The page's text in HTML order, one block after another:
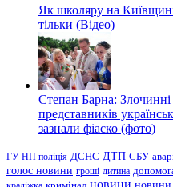
Як школяру на
тільки (Відео)
Степан Барна:
представників
зазнали фіаско (фото)
ГУ НП поліція ДСНС ДТП СБУ
голос новини гроші дитина